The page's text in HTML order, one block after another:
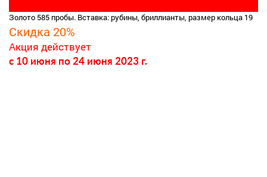
Золото 585 пробы. Вставка: рубины, бриллианты, размер кольца 19
Скидка 20%
Акция действует
c 10 июня по 24 июня 2023 г.